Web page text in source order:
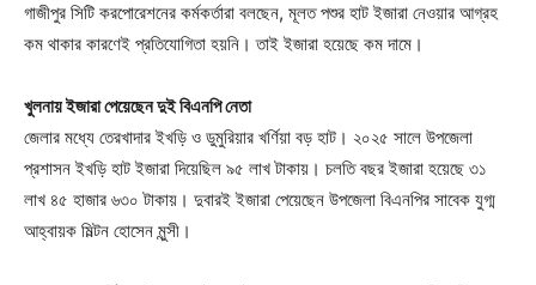
গাজীপুর সিটি করপোরেশনের কর্মকর্তারা বলছেন, মূলত পশুর হাট ইজারা নেওয়ার আগ্রহ
কম থাকার কারণেই প্রতিযোগিতা হয়নি। তাই ইজারা হয়েছে কম দামে।
খুলনায় ইজারা পেয়েছেন দুই বিএনপি নেতা
জেলার মধ্যে তেরখাদার ইখড়ি ও ডুমুরিয়ার খর্ণিয়া বড় হাট। ২০২৫ সালে উপজেলা
প্রশাসন ইখড়ি হাট ইজারা দিয়েছিল ৯৫ লাখ টাকায়। চলতি বছর ইজারা হয়েছে ৩১
লাখ ৪৫ হাজার ৬৩০ টাকায়। দুবারই ইজারা পেয়েছেন উপজেলা বিএনপির সাবেক যুগ্ম
আহ্বায়ক মিল্টন হোসেন মুন্সী।